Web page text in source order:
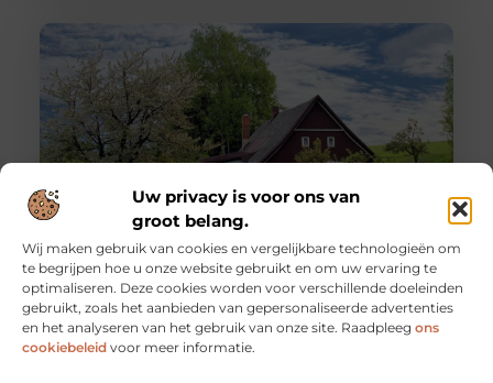
Uw privacy is voor ons van
groot belang.
Wij maken gebruik van cookies en vergelijkbare technologieën om
te begrijpen hoe u onze website gebruikt en om uw ervaring te
optimaliseren. Deze cookies worden voor verschillende doeleinden
gebruikt, zoals het aanbieden van gepersonaliseerde advertenties
en het analyseren van het gebruik van onze site. Raadpleeg ons
cookiebeleid voor meer informatie.
3x tips voor een goede verzorging van jouw tuin
Heb je veel geld geïnvesteerd in je nieuwe tuin? Grote
kans dat je dan zolang mogelijk van deze prachtige tuin